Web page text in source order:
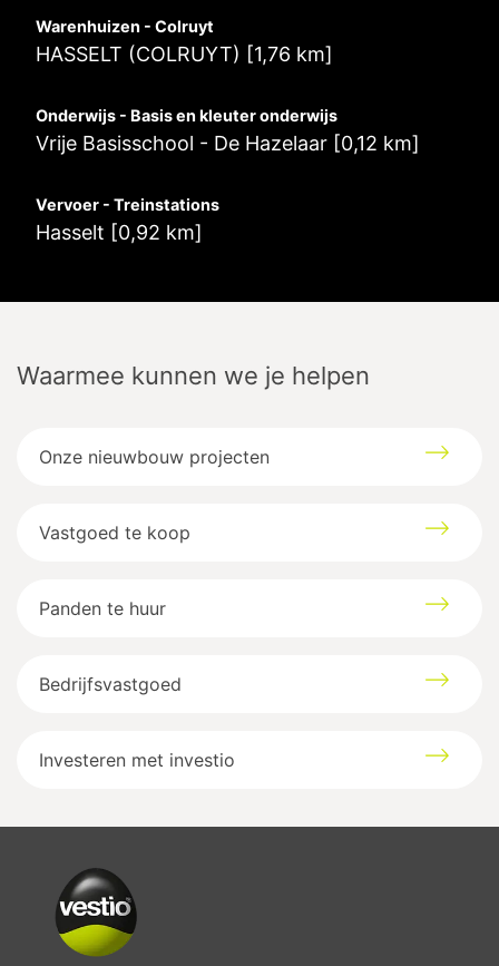
Google maps directions
Warenhuizen - Colruyt
HASSELT (COLRUYT) [1,76 km]
Onderwijs - Basis en kleuter onderwijs
Vrije Basisschool - De Hazelaar [0,12 km]
Vervoer - Treinstations
Hasselt [0,92 km]
Waarmee kunnen we je helpen
Onze nieuwbouw projecten
Vastgoed te koop
Panden te huur
Bedrijfsvastgoed
Investeren met investio